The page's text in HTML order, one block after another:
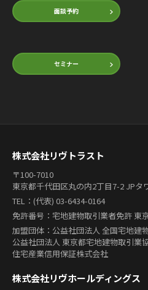
面談予約
セミナー
株式会社リヴトラスト
〒100-7010
東京都千代田区丸の内2丁目7-2 JPタ
TEL：(代表) 03-6434-0164
免許番号：宅地建物取引業者免許 東
加盟団体：公益社団法人 全国宅地建
公益社団法人 東京都宅地建物取引業
住宅産業信用保証株式会社
株式会社リヴホールディングス